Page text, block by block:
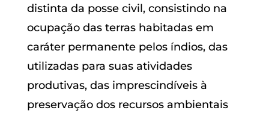
distinta da posse civil, consistindo na
ocupação das terras habitadas em
caráter permanente pelos índios, das
utilizadas para suas atividades
produtivas, das imprescindíveis à
preservação dos recursos ambientais